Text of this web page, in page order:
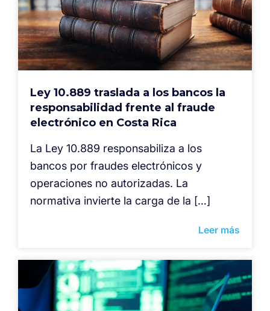
Ley 10.889 traslada a los bancos la
responsabilidad frente al fraude
electrónico en Costa Rica
La Ley 10.889 responsabiliza a los
bancos por fraudes electrónicos y
operaciones no autorizadas. La
normativa invierte la carga de la […]
Leer más